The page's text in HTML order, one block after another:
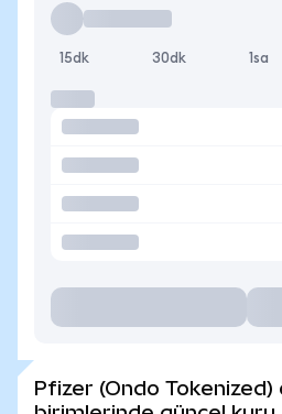
15dk 30dk 1sa
Pfizer (Ondo Tokenized)